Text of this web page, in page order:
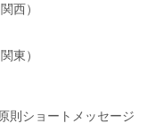
西）
東）
則ショートメッセージ